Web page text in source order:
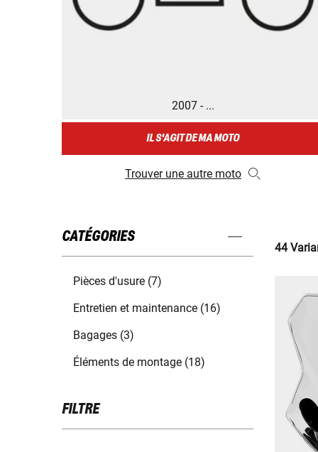
2007 - ...
IL S'AGIT DE MA MOTO
Trouver une autre moto
CATÉGORIES
Pièces d'usure (7)
Entretien et maintenance (16)
Bagages (3)
Éléments de montage (18)
FILTRE
44